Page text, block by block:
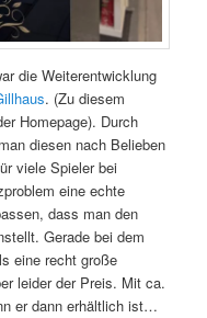
die Weiterentwicklung
. (Zu diesem
Homepage). Durch
diesen nach Belieben
viele Spieler bei
eine echte
dass man den
Gerade bei dem
eine recht große
leider der Preis. Mit ca.
er dann erhältlich ist…